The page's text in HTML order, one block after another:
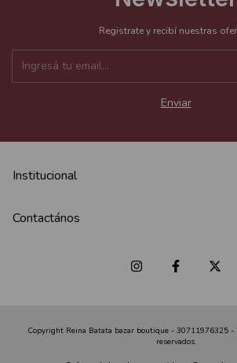
Registrate y recibí nuestras
Institucional
Contactános
Copyright Reina Batata bazar boutique - 30711976325 -
reservados.